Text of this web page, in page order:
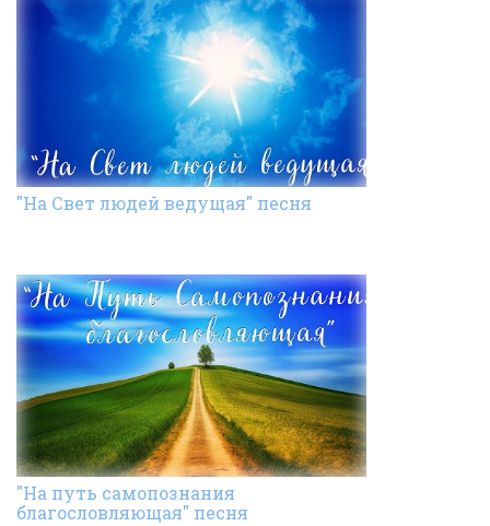
"На Свет людей ведущая" песня
"На путь самопознания
благословляющая" песня